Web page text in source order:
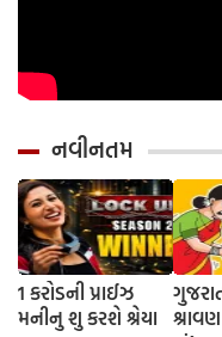
નવીનતમ
1 કરોડની પ્રાઈઝ
મનીનુ શુ કરશે શ્રેયા